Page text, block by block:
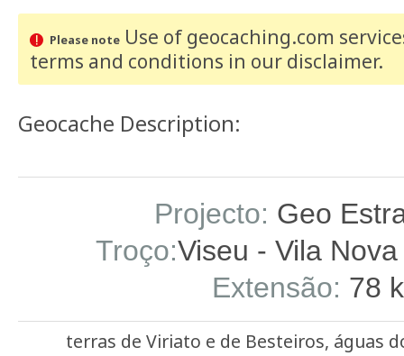
Please noteUse of geocaching.com
terms and conditions in our disclaimer.
Geocache Description:
Projecto: Geo
Troço:Viseu - Vila
Extensão: 78
terras de Viriato e de Besteiros, águas